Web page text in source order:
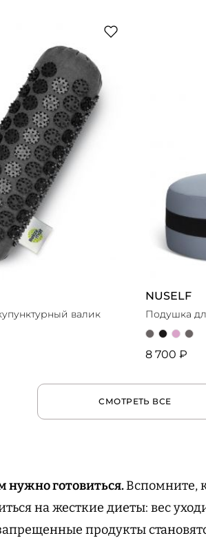
валик
NUSELF
Подушка
8 700 ₽
СМОТРЕТЬ ВСЕ
нужно готовиться.Вспомните,
на жесткие диеты: вес
продукты